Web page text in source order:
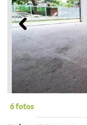
Anterior
6 fotos